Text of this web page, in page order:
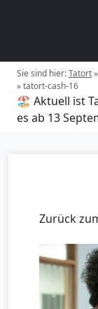
Sie sind hier:Tatort»
»tatort-cash-16
🏖️ Aktuell ist
es ab 13
Zurück